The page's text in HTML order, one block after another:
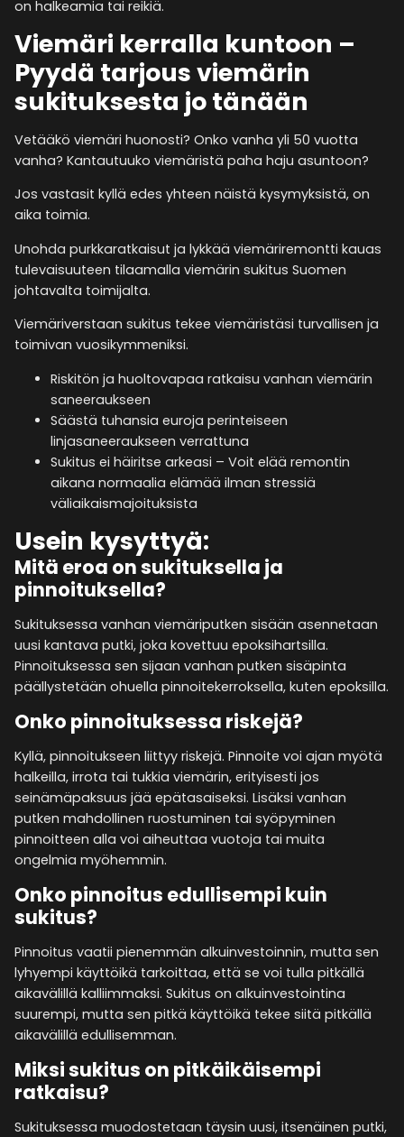
on halkeamia tai reikiä.
Viemäri kerralla kuntoon –
Pyydä tarjous viemärin
sukituksesta jo tänään
Vetääkö viemäri huonosti? Onko vanha yli 50 vuotta
vanha? Kantautuuko viemäristä paha haju asuntoon?
Jos vastasit kyllä edes yhteen näistä kysymyksistä, on
aika toimia.
Unohda purkkaratkaisut ja lykkää viemäriremontti kauas
tulevaisuuteen tilaamalla viemärin sukitus Suomen
johtavalta toimijalta.
Viemäriverstaan sukitus tekee viemäristäsi turvallisen ja
toimivan vuosikymmeniksi.
Riskitön ja huoltovapaa ratkaisu vanhan viemärin
saneeraukseen
Säästä tuhansia euroja perinteiseen
linjasaneeraukseen verrattuna
Sukitus ei häiritse arkeasi – Voit elää remontin
aikana normaalia elämää ilman stressiä
väliaikaismajoituksista
Usein kysyttyä:
Mitä eroa on sukituksella ja
pinnoituksella?
Sukituksessa vanhan viemäriputken sisään asennetaan
uusi kantava putki, joka kovettuu epoksihartsilla.
Pinnoituksessa sen sijaan vanhan putken sisäpinta
päällystetään ohuella pinnoitekerroksella, kuten epoksilla.
Onko pinnoituksessa riskejä?
Kyllä, pinnoitukseen liittyy riskejä. Pinnoite voi ajan myötä
halkeilla, irrota tai tukkia viemärin, erityisesti jos
seinämäpaksuus jää epätasaiseksi. Lisäksi vanhan
putken mahdollinen ruostuminen tai syöpyminen
pinnoitteen alla voi aiheuttaa vuotoja tai muita
ongelmia myöhemmin.
Onko pinnoitus edullisempi kuin
sukitus?
Pinnoitus vaatii pienemmän alkuinvestoinnin, mutta sen
lyhyempi käyttöikä tarkoittaa, että se voi tulla pitkällä
aikavälillä kalliimmaksi. Sukitus on alkuinvestointina
suurempi, mutta sen pitkä käyttöikä tekee siitä pitkällä
aikavälillä edullisemman.
Miksi sukitus on pitkäikäisempi
ratkaisu?
Sukituksessa muodostetaan täysin uusi, itsenäinen putki,